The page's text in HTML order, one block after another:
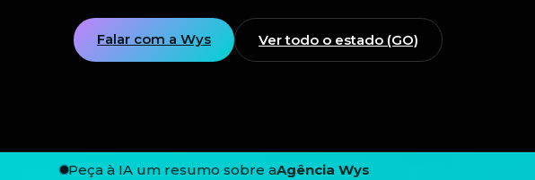
Falar com a Wys Ver todo o estado (GO)
Peça à IA um resumo sobre aAgência Wys